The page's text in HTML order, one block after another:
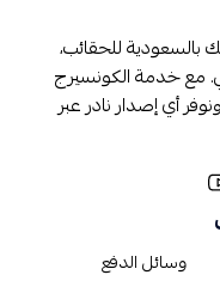
للحقائب،
مع خدمة الكونسيرج
أي إصدار نادر عبر
وسائل الدفع